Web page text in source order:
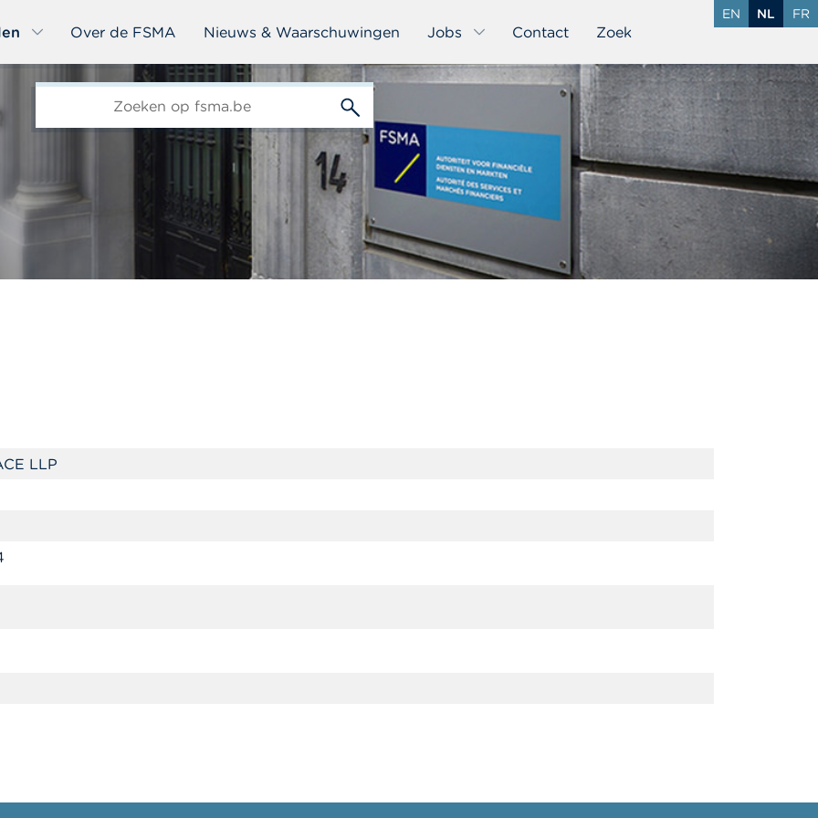
Over de FSMA Nieuws & Waarschuwingen Jobs Contact Zoek
EN NL FR
LLP